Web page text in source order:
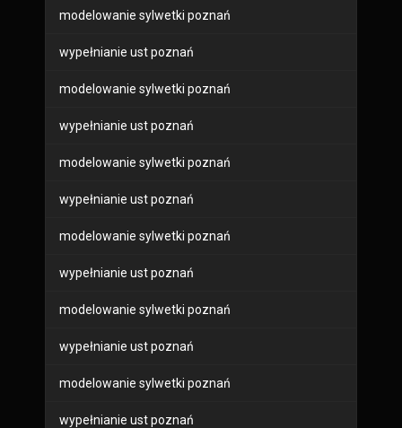
modelowanie sylwetki poznań
wypełnianie ust poznań
modelowanie sylwetki poznań
wypełnianie ust poznań
modelowanie sylwetki poznań
wypełnianie ust poznań
modelowanie sylwetki poznań
wypełnianie ust poznań
modelowanie sylwetki poznań
wypełnianie ust poznań
modelowanie sylwetki poznań
wypełnianie ust poznań